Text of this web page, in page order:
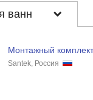
ванн
Монтажный
Santek, Россия